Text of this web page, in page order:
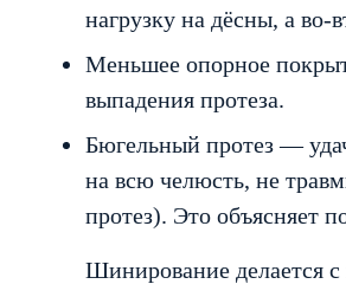
нагрузку на дёсны, а
Меньшее опорное
выпадения протеза.
Бюгельный протез —
на всю челюсть, не
протез). Это объясняет
Шинирование делается